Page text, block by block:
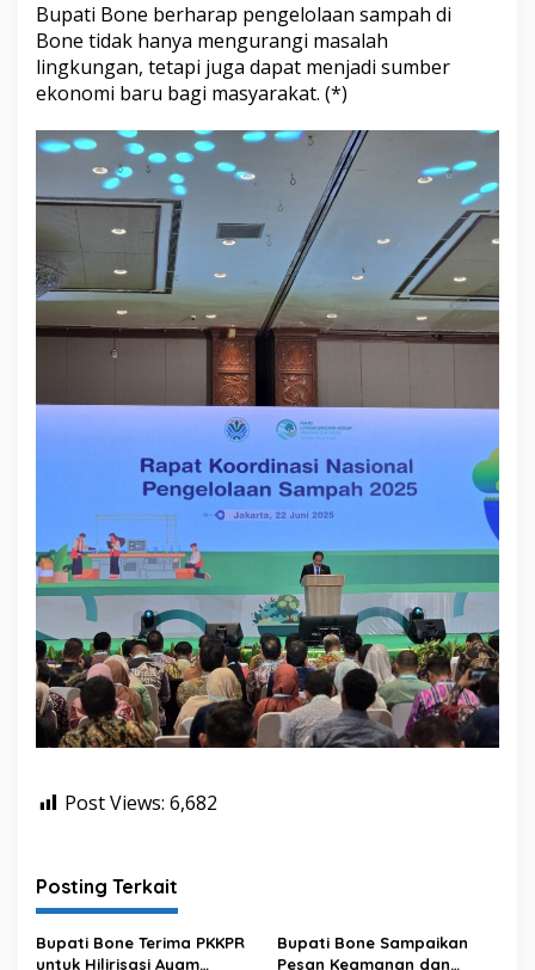
Bupati Bone berharap pengelolaan sampah di
Bone tidak hanya mengurangi masalah
lingkungan, tetapi juga dapat menjadi sumber
ekonomi baru bagi masyarakat. (*)
Post Views: 6,682
Posting Terkait
Bupati Bone Terima PKKPR
untuk Hilirisasi Ayam
Bupati Bone Sampaikan
Pesan Keamanan dan